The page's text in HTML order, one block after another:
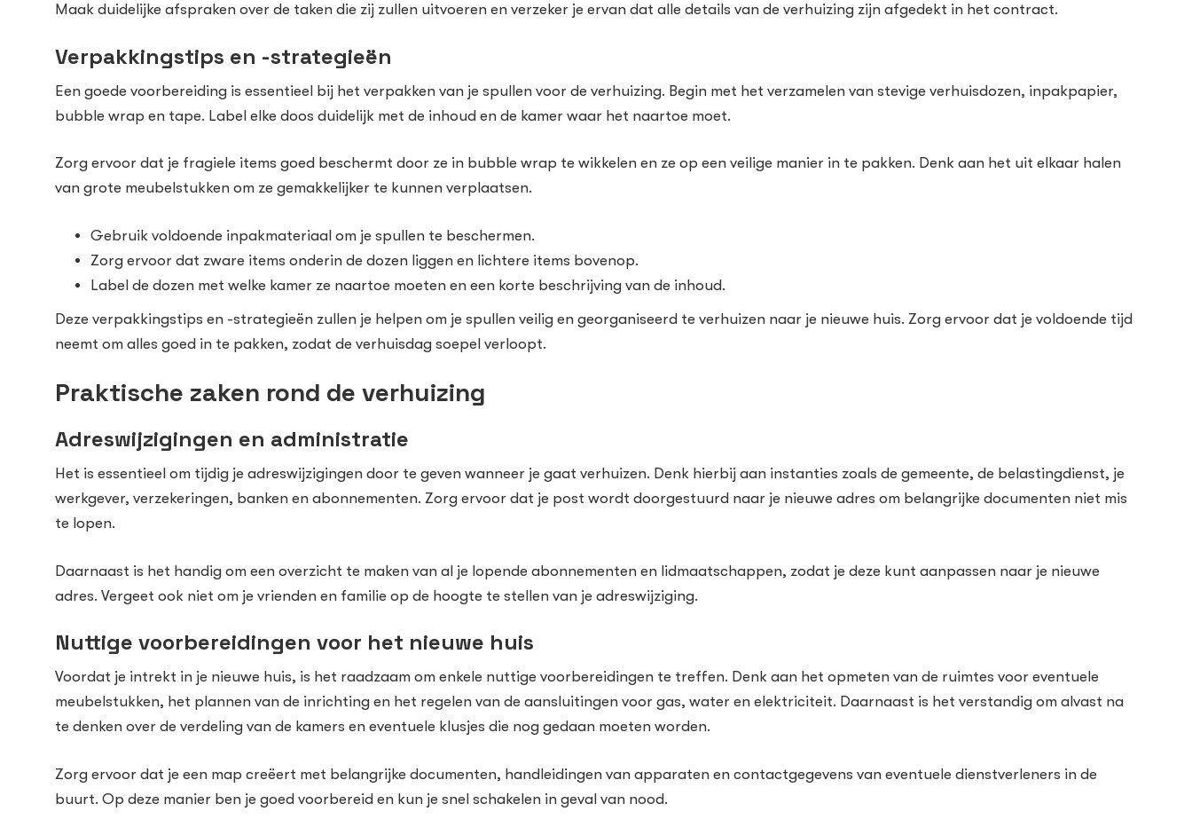
Maak duidelijke afspraken over de taken die zij zullen uitvoeren en verzeker je ervan dat alle details van de verhuizing zijn afgedekt in het contract.
Verpakkingstips en -strategieën
Een goede voorbereiding is essentieel bij het verpakken van je spullen voor de verhuizing. Begin met het verzamelen van stevige verhuisdozen, inpakpapier,
bubble wrap en tape. Label elke doos duidelijk met de inhoud en de kamer waar het naartoe moet.
Zorg ervoor dat je fragiele items goed beschermt door ze in bubble wrap te wikkelen en ze op een veilige manier in te pakken. Denk aan het uit elkaar halen
van grote meubelstukken om ze gemakkelijker te kunnen verplaatsen.
Gebruik voldoende inpakmateriaal om je spullen te beschermen.
Zorg ervoor dat zware items onderin de dozen liggen en lichtere items bovenop.
Label de dozen met welke kamer ze naartoe moeten en een korte beschrijving van de inhoud.
Deze verpakkingstips en -strategieën zullen je helpen om je spullen veilig en georganiseerd te verhuizen naar je nieuwe huis. Zorg ervoor dat je voldoende tijd
neemt om alles goed in te pakken, zodat de verhuisdag soepel verloopt.
Praktische zaken rond de verhuizing
Adreswijzigingen en administratie
Het is essentieel om tijdig je adreswijzigingen door te geven wanneer je gaat verhuizen. Denk hierbij aan instanties zoals de gemeente, de belastingdienst, je
werkgever, verzekeringen, banken en abonnementen. Zorg ervoor dat je post wordt doorgestuurd naar je nieuwe adres om belangrijke documenten niet mis
te lopen.
Daarnaast is het handig om een overzicht te maken van al je lopende abonnementen en lidmaatschappen, zodat je deze kunt aanpassen naar je nieuwe
adres. Vergeet ook niet om je vrienden en familie op de hoogte te stellen van je adreswijziging.
Nuttige voorbereidingen voor het nieuwe huis
Voordat je intrekt in je nieuwe huis, is het raadzaam om enkele nuttige voorbereidingen te treffen. Denk aan het opmeten van de ruimtes voor eventuele
meubelstukken, het plannen van de inrichting en het regelen van de aansluitingen voor gas, water en elektriciteit. Daarnaast is het verstandig om alvast na
te denken over de verdeling van de kamers en eventuele klusjes die nog gedaan moeten worden.
Zorg ervoor dat je een map creëert met belangrijke documenten, handleidingen van apparaten en contactgegevens van eventuele dienstverleners in de
buurt. Op deze manier ben je goed voorbereid en kun je snel schakelen in geval van nood.